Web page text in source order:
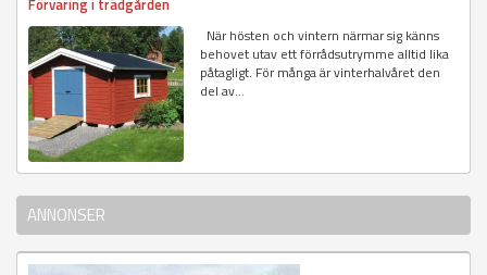
När hösten och vintern närmar sig känns
behovet utav ett förrådsutrymme alltid lika
påtagligt. För många är vinterhalvåret den
del av...
ANNONSER